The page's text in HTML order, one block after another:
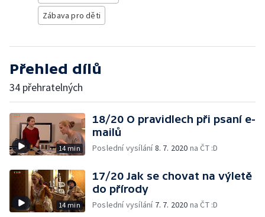
Zábava pro děti
Přehled dílů
34 přehratelných
14 min
18/20 O pravidlech při psaní e-
mailů
Poslední vysílání8. 7. 2020 na ČT :D
14 min
17/20 Jak se chovat na výletě
do přírody
Poslední vysílání 7. 7. 2020 na ČT :D